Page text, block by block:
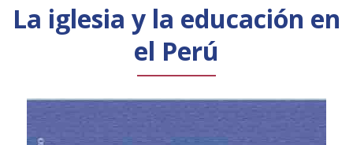
Internacional
Alumnos Profesores Antiguos Alumnos Padres
Empresas
La iglesia y la educación en
el Perú